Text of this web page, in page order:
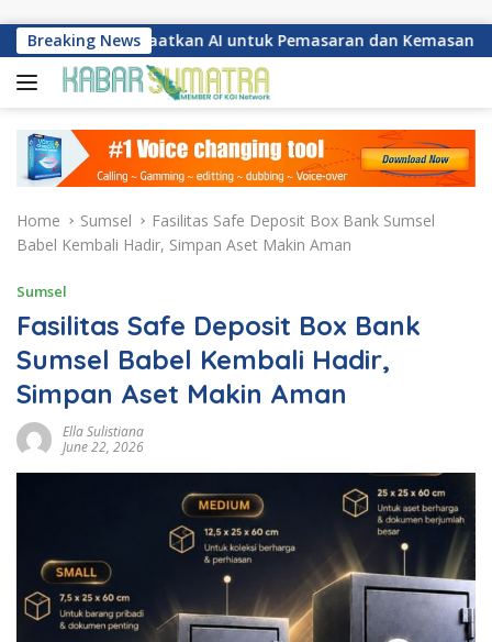
Breaking News
Manfaatkan AI untuk Pemasaran dan Kemasan Produk
Home Sumsel
Fasilitas Safe Deposit Box Bank Sumsel
Babel Kembali Hadir, Simpan Aset Makin Aman
Sumsel
Fasilitas Safe Deposit Box Bank
Sumsel Babel Kembali Hadir,
Simpan Aset Makin Aman
Ella Sulistiana
June 22, 2026